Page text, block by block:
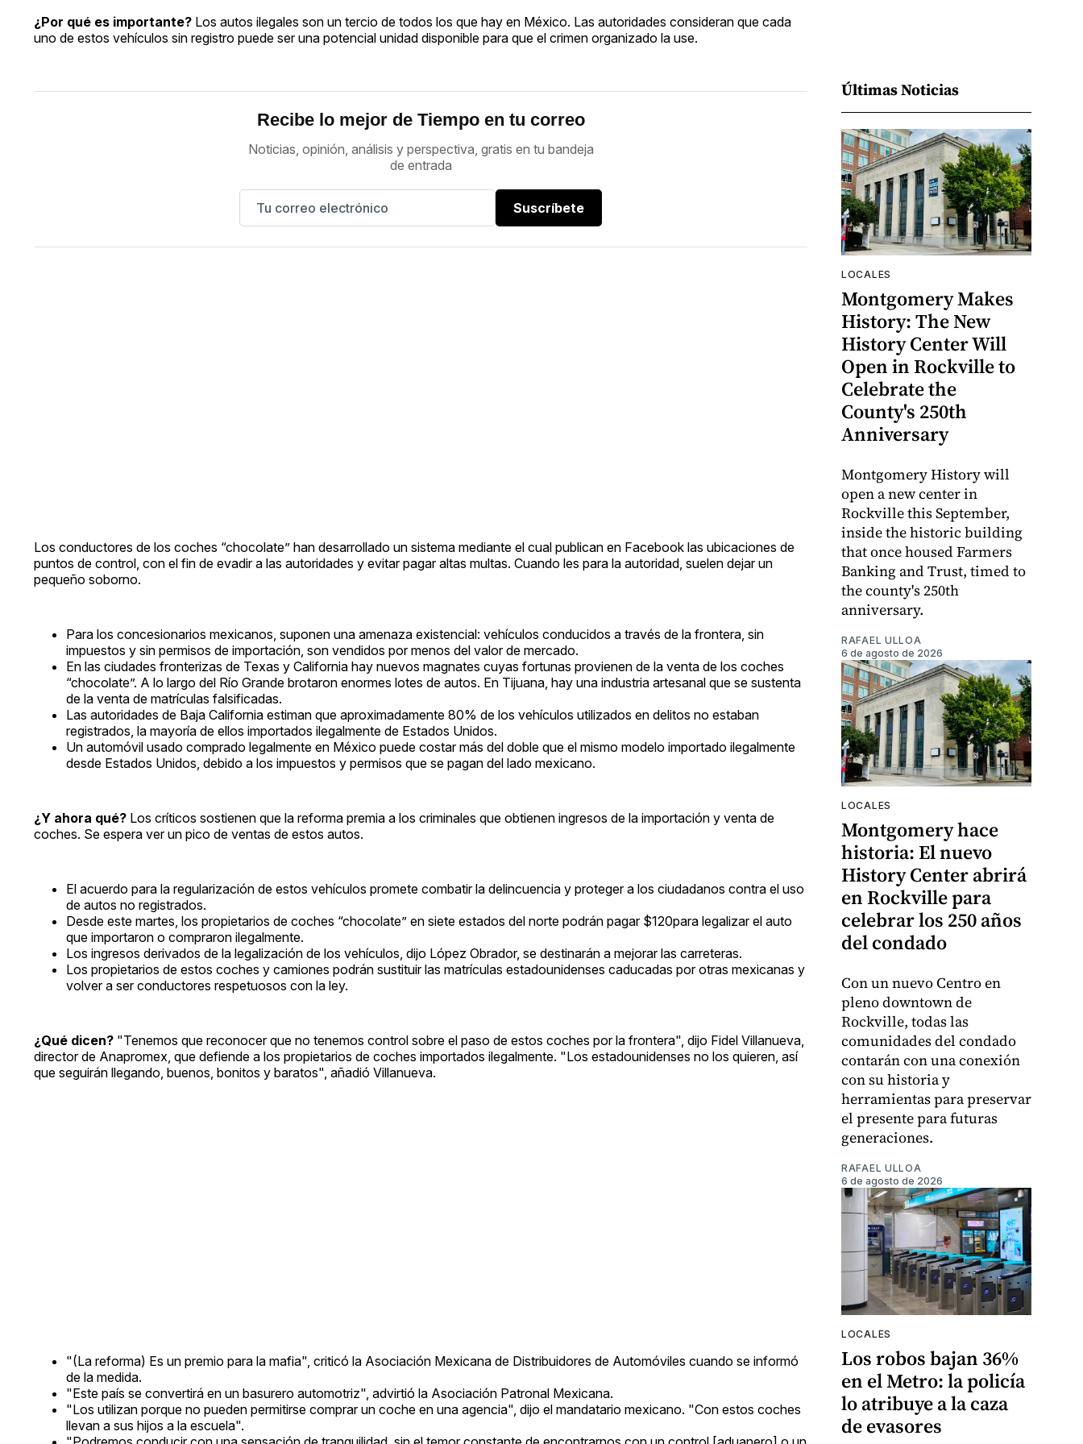
¿Por qué es importante? Los autos ilegales son un tercio de todos los que hay en México. Las autoridades consideran que cada
uno de estos vehículos sin registro puede ser una potencial unidad disponible para que el crimen organizado la use.
Recibe lo mejor de Tiempo en tu correo
Noticias, opinión, análisis y perspectiva, gratis en tu bandeja
de entrada
Suscríbete
Los conductores de los coches “chocolate” han desarrollado un sistema mediante el cual publican en Facebook las ubicaciones de
puntos de control, con el fin de evadir a las autoridades y evitar pagar altas multas. Cuando les para la autoridad, suelen dejar un
pequeño soborno.
Para los concesionarios mexicanos, suponen una amenaza existencial: vehículos conducidos a través de la frontera, sin
impuestos y sin permisos de importación, son vendidos por menos del valor de mercado.
En las ciudades fronterizas de Texas y California hay nuevos magnates cuyas fortunas provienen de la venta de los coches
“chocolate”. A lo largo del Río Grande brotaron enormes lotes de autos. En Tijuana, hay una industria artesanal que se sustenta
de la venta de matrículas falsificadas.
Las autoridades de Baja California estiman que aproximadamente 80% de los vehículos utilizados en delitos no estaban
registrados, la mayoría de ellos importados ilegalmente de Estados Unidos.
Un automóvil usado comprado legalmente en México puede costar más del doble que el mismo modelo importado ilegalmente
desde Estados Unidos, debido a los impuestos y permisos que se pagan del lado mexicano.
¿Y ahora qué? Los críticos sostienen que la reforma premia a los criminales que obtienen ingresos de la importación y venta de
coches. Se espera ver un pico de ventas de estos autos.
El acuerdo para la regularización de estos vehículos promete combatir la delincuencia y proteger a los ciudadanos contra el uso
de autos no registrados.
Desde este martes, los propietarios de coches “chocolate” en siete estados del norte podrán pagar $120para legalizar el auto
que importaron o compraron ilegalmente.
Los ingresos derivados de la legalización de los vehículos, dijo López Obrador, se destinarán a mejorar las carreteras.
Los propietarios de estos coches y camiones podrán sustituir las matrículas estadounidenses caducadas por otras mexicanas y
volver a ser conductores respetuosos con la ley.
¿Qué dicen? "Tenemos que reconocer que no tenemos control sobre el paso de estos coches por la frontera", dijo Fidel Villanueva,
director de Anapromex, que defiende a los propietarios de coches importados ilegalmente. "Los estadounidenses no los quieren, así
que seguirán llegando, buenos, bonitos y baratos", añadió Villanueva.
"(La reforma) Es un premio para la mafia", criticó la Asociación Mexicana de Distribuidores de Automóviles cuando se informó
de la medida.
"Este país se convertirá en un basurero automotriz", advirtió la Asociación Patronal Mexicana.
"Los utilizan porque no pueden permitirse comprar un coche en una agencia", dijo el mandatario mexicano. "Con estos coches
llevan a sus hijos a la escuela".
Últimas Noticias
LOCALES
Montgomery Makes
History: The New
History Center Will
Open in Rockville to
Celebrate the
County's 250th
Anniversary
Montgomery History will
open a new center in
Rockville this September,
inside the historic building
that once housed Farmers
Banking and Trust, timed to
the county's 250th
anniversary.
RAFAEL ULLOA
6 de agosto de 2026
LOCALES
Montgomery hace
historia: El nuevo
History Center abrirá
en Rockville para
celebrar los 250 años
del condado
Con un nuevo Centro en
pleno downtown de
Rockville, todas las
comunidades del condado
contarán con una conexión
con su historia y
herramientas para preservar
el presente para futuras
generaciones.
RAFAEL ULLOA
6 de agosto de 2026
LOCALES
Los robos bajan 36%
en el Metro: la policía
lo atribuye a la caza
de evasores